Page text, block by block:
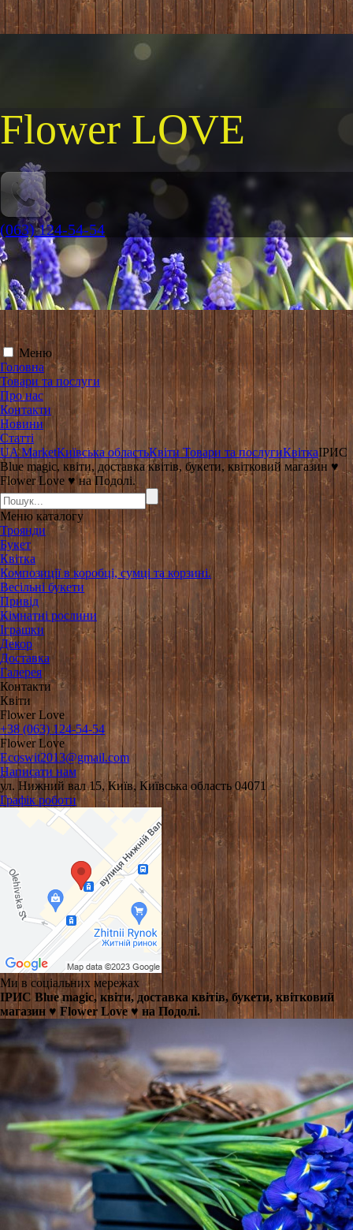
Flower LOVE
(063) 124-54-54
Меню
Головна
Товари та послуги
Про нас
Контакти
Новини
Статті
UA MarketКиївська областьКвітиТовари та послугиКвіткаІРИС
Blue magic, квіти, доставка квітів, букети, квітковий магазин ♥️
Flower Love ♥️ на Подолі.
Меню каталогу
Троянди
Букет
Квітка
Композиції в коробці, сумці та корзині.
Весільні букети
Привід
Кімнатні рослини
Іграшки
Декор
Доставка
Галерея
Контакти
Квіти
Flower Love
+38 (063) 124-54-54
Flower Love
Ecoswit2013@gmail.com
Написати нам
ул. Нижний вал 15, Київ, Київська область 04071
Графік роботи
Ми в соціальних мережах
ІРИС Blue magic, квіти, доставка квітів, букети, квітковий
магазин ♥️ Flower Love ♥️ на Подолі.